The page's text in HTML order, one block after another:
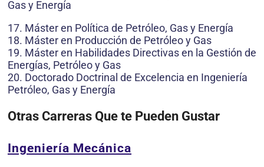
Gas y Energía
17. Máster en Política de Petróleo, Gas y Energía
18. Máster en Producción de Petróleo y Gas
19. Máster en Habilidades Directivas en la Gestión de
Energías, Petróleo y Gas
20. Doctorado Doctrinal de Excelencia en Ingeniería
Petróleo, Gas y Energía
Otras Carreras Que te Pueden Gustar
Ingeniería Mecánica